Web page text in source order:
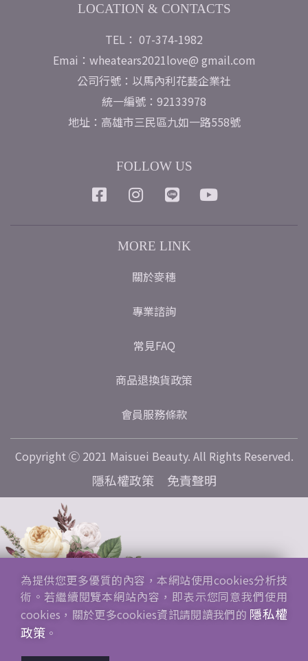
LOCATION & CONTACTS
TEL： 07-374-1982
Emai：wheatears2021love@ gmail.com
公司行號：以馬內利花藝企業社
統一編號：92133978
地址：高雄市三民區九如一路558號
FOLLOW US
MORE LINK
關於麥穗
專業諮詢
常見FAQ
商品退換貨政策
會員服務條款
Copyright Ⓒ 2021 Maisuei Beauty. All Rights Reserved.
隱私權政策 免責聲明
為提供您更多優質的內容，本網站使用cookies分析技
術。若繼續閱覽本網站內容，即表示您同意我們使用
cookies，關於更多cookies資訊請閱讀我們的 隱私權
政策 。